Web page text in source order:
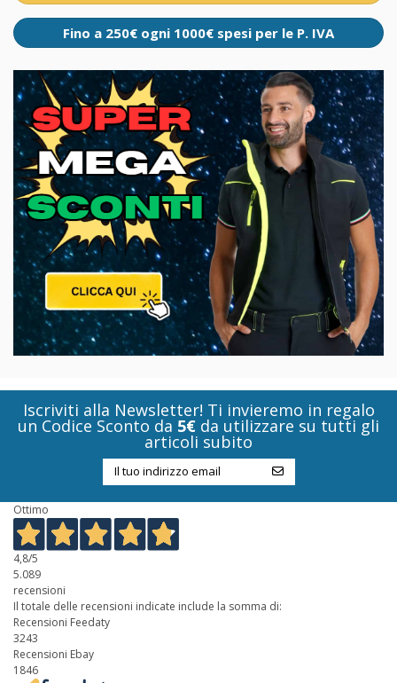
Fino a 250€ ogni 1000€ spesi per le P. IVA
Iscriviti alla Newsletter! Ti invieremo in regalo
un Codice Sconto da 5€ da utilizzare su tutti gli
articoli subito
Ottimo
4,8/5
5.089
recensioni
Il totale delle recensioni indicate include la somma di:
Recensioni Feedaty
3243
Recensioni Ebay
1846